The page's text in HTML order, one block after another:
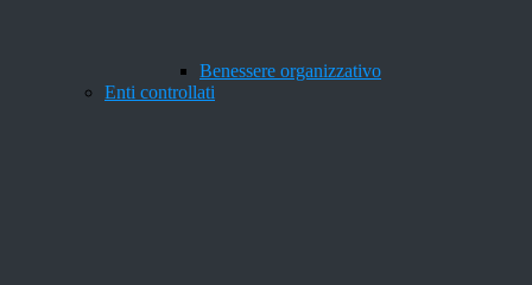
Benessere organizzativo
Enti controllati